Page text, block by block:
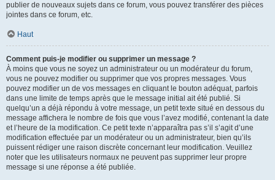
publier de nouveaux sujets dans ce forum, vous pouvez transférer des pièces
jointes dans ce forum, etc.
Haut
Comment puis-je modifier ou supprimer un message ?
À moins que vous ne soyez un administrateur ou un modérateur du forum,
vous ne pouvez modifier ou supprimer que vos propres messages. Vous
pouvez modifier un de vos messages en cliquant le bouton adéquat, parfois
dans une limite de temps après que le message initial ait été publié. Si
quelqu’un a déjà répondu à votre message, un petit texte situé en dessous du
message affichera le nombre de fois que vous l’avez modifié, contenant la date
et l’heure de la modification. Ce petit texte n’apparaîtra pas s’il s’agit d’une
modification effectuée par un modérateur ou un administrateur, bien qu’ils
puissent rédiger une raison discrète concernant leur modification. Veuillez
noter que les utilisateurs normaux ne peuvent pas supprimer leur propre
message si une réponse a été publiée.